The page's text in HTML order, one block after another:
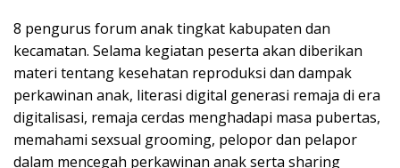
8 pengurus forum anak tingkat kabupaten dan
kecamatan. Selama kegiatan peserta akan diberikan
materi tentang kesehatan reproduksi dan dampak
perkawinan anak, literasi digital generasi remaja di era
digitalisasi, remaja cerdas menghadapi masa pubertas,
memahami sexsual grooming, pelopor dan pelapor
dalam mencegah perkawinan anak serta sharing